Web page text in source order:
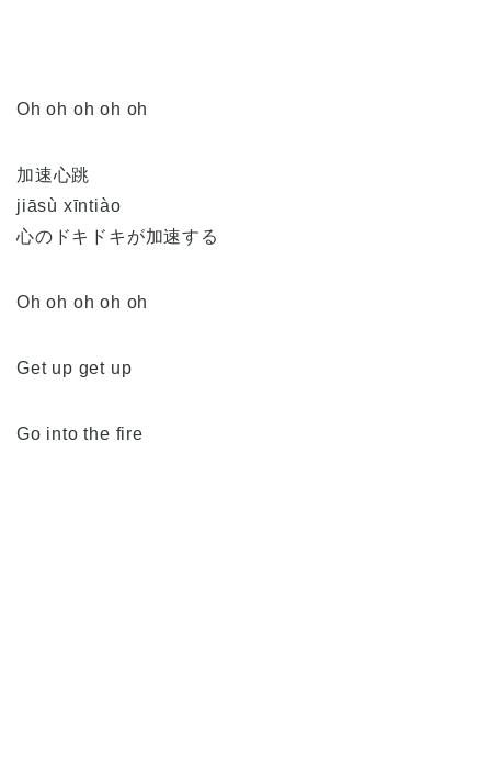
Oh oh oh oh oh
加速心跳
jiāsù xīntiào
心のドキドキが加速する
Oh oh oh oh oh
Get up get up
Go into the fire